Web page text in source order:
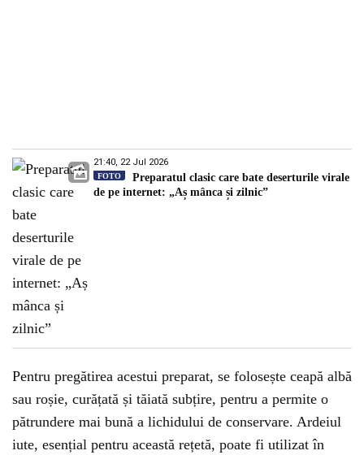
21:40, 22 Jul 2026
FOTO
Preparatul clasic care bate deserturile virale
de pe internet: „Aș mânca și zilnic”
Pentru pregătirea acestui preparat, se folosește ceapă albă
sau roșie, curățată și tăiată subțire, pentru a permite o
pătrundere mai bună a lichidului de conservare. Ardeiul
iute, esențial pentru această rețetă, poate fi utilizat în